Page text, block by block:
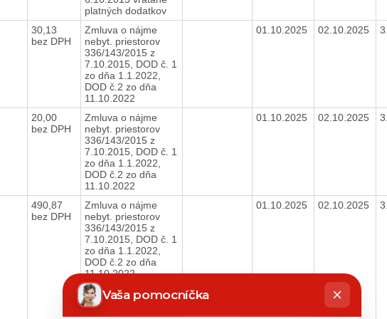
platných dodatkov
30,13
bez DPH
Zmluva o nájme
nebyt. priestorov
336/143/2015 z
7.10.2015, DOD č. 1
zo dňa 1.1.2022,
DOD č.2 zo dňa
11.10.2022
01.10.2025 02.10.2025
20,00
bez DPH
Zmluva o nájme
nebyt. priestorov
336/143/2015 z
7.10.2015, DOD č. 1
zo dňa 1.1.2022,
DOD č.2 zo dňa
11.10.2022
01.10.2025 02.10.2025
490,87
bez DPH
Zmluva o nájme
nebyt. priestorov
336/143/2015 z
7.10.2015, DOD č. 1
zo dňa 1.1.2022,
DOD č.2 zo dňa
11.10.2022,
Oznámenie o zmene
výšky nájomného o
mieru inflácie za rok
01.10.2025 02.10.2025
Vaša pomocníčka
Chatbot
píše